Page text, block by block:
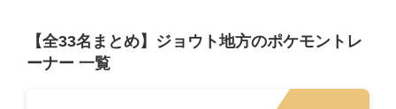
【全33名まとめ】ジョウト地方のポケモントレ
ーナー 一覧